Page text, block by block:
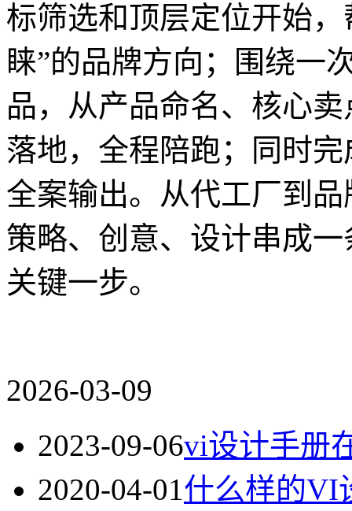
标筛选和顶层定位开始
睐”的品牌方向；围绕一
品，从产品命名、核心
落地，全程陪跑；同时
全案输出。从代工厂到
策略、创意、设计串成
关键一步。
2026-03-09
2023-09-06vi设计手册
2020-04-01什么样的VI